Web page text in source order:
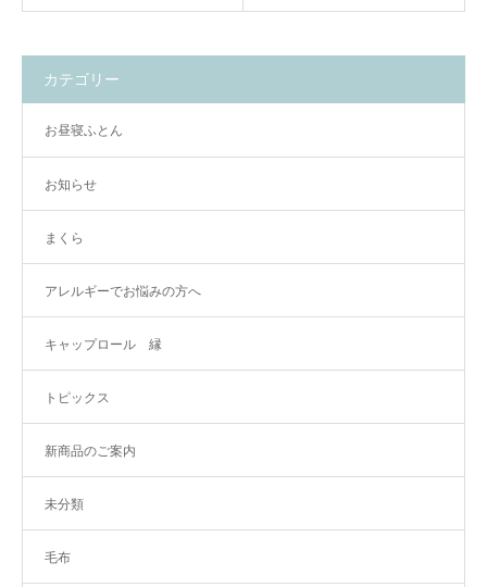
カテゴリー
お昼寝ふとん
お知らせ
まくら
アレルギーでお悩みの方へ
キャップロール 縁
トピックス
新商品のご案内
未分類
毛布